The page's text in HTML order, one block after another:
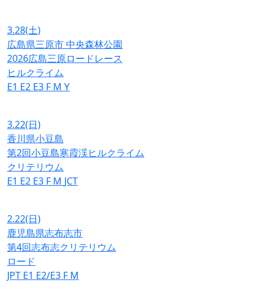
3.28(土)
広島県三原市 中央森林公園
2026広島三原ロードレース
ヒルクライム
E1 E2 E3 F M Y
3.22(日)
香川県小豆島
第2回小豆島寒霞渓ヒルクライム
クリテリウム
E1 E2 E3 F M JCT
2.22(日)
鹿児島県志布志市
第4回志布志クリテリウム
ロード
JPT E1 E2/E3 F M